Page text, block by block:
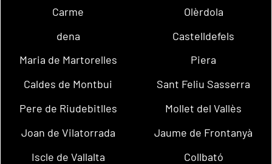
Carme
Olèrdola
dena
Castelldefels
Maria de Martorelles
Piera
Caldes de Montbui
Sant Feliu Sasserra
Pere de Riudebitlles
Mollet del Vallès
Joan de Vilatorrada
Jaume de Frontanyà
Iscle de Vallalta
Collbató